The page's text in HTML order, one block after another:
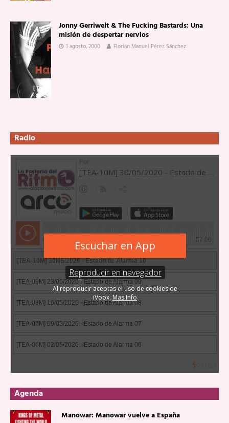
Jonny Gerriwelt & The Fucking Bastards: Una
misión de despertar nervios
1 agosto, 2000 Florián Manuel Pérez Sánchez
Radio
Agenda
Manowar: Manowar vuelve a España